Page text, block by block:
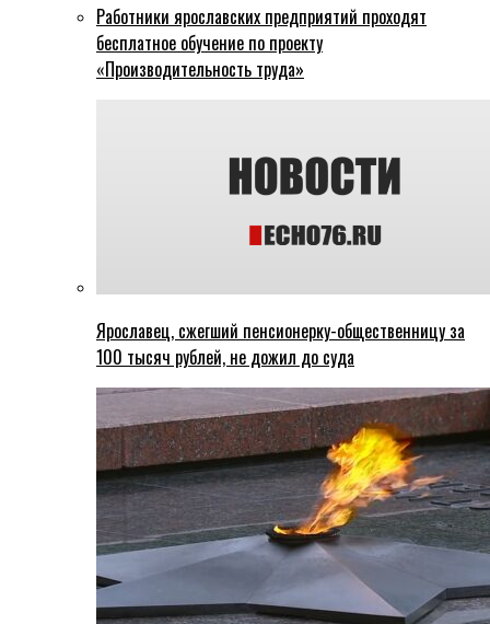
Работники ярославских предприятий проходят
бесплатное обучение по проекту
«Производительность труда»
Ярославец, сжегший пенсионерку-общественницу за
100 тысяч рублей, не дожил до суда